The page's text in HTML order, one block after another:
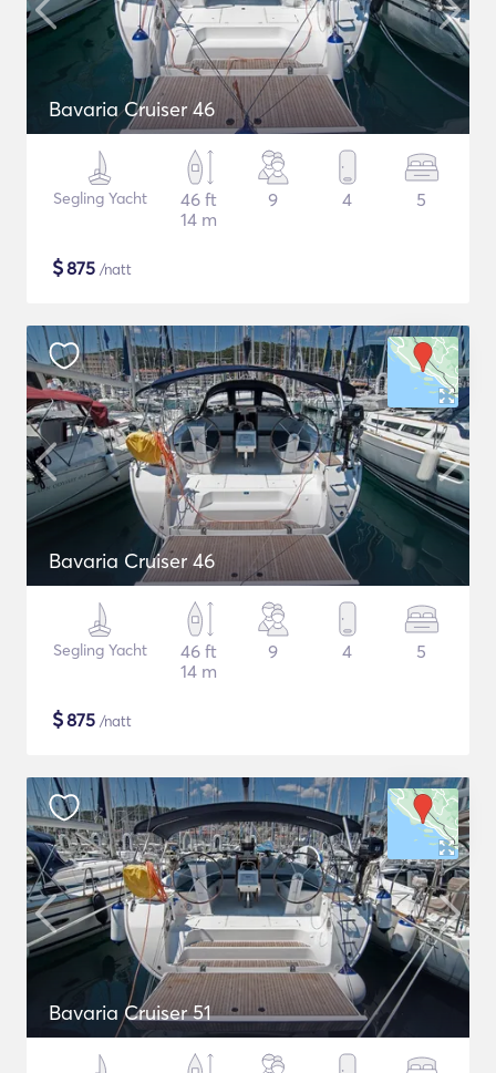
Bavaria Cruiser 46
Segling Yacht
46 ft
14 m
9 4 5
$875 /natt
Bavaria Cruiser 46
Segling Yacht
46 ft
14 m
9 4 5
$875 /natt
Bavaria Cruiser 51